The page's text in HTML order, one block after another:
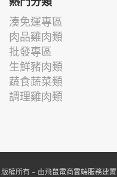
熱門分類
湊免運專區
肉品雞肉類
批發專區
生鮮豬肉類
蔬食蔬菜類
調理雞肉類
版權所有 - 由飛鼠電商雲端服務建置